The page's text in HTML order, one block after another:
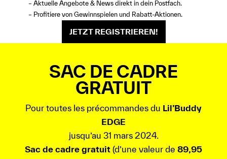
– Aktuelle Angebote & News direkt in dein Postfach.
– Profitiere von Gewinnspielen und Rabatt-Aktionen.
JETZT REGISTRIEREN!
SAC DE CADRE
GRATUIT
Pour toutes les précommandes du Lil’Buddy
EDGE
jusqu’au 31 mars 2024.
Sac de cadre gratuit (d’une valeur de 89,95